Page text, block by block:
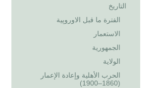
التاريخ
الفترة ما قبل الاوروپية
الاستعمار
الجمهورية
الولاية
الحرب الأهلية وإعادة الإعمار
(1860–1900)